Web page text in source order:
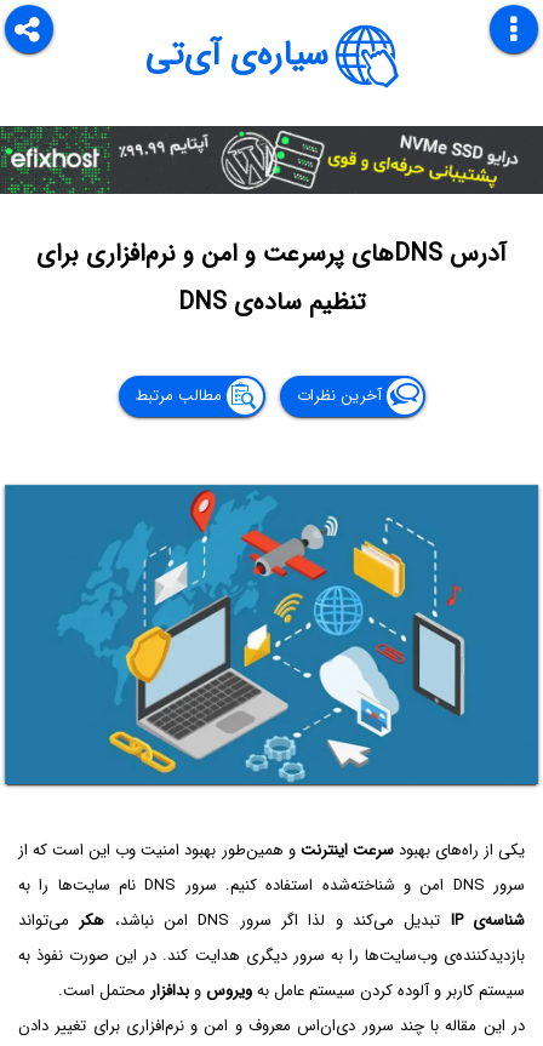
سیاره‌ی آی‌تی
آدرس DNSهای پرسرعت و امن و نرم‌افزاری برای
تنظیم ساده‌ی DNS
آخرین نظرات مطالب مرتبط
یکی از راه‌های بهبودسرعت اینترنتو همین‌طور بهبود امنیت وب این است که از
سرور DNS امن و شناخته‌شده استفاده کنیم. سرور DNS نام سایت‌ها را به
شناسه‌ی IP
تبدیل می‌کند و لذا اگر سرور DNS امن نباشد، هکر می‌تواند
بازدیدکننده‌ی وب‌سایت‌ها را به سرور دیگری هدایت کند. در این صورت نفوذ به
سیستم کاربر و آلوده کردن سیستم عامل بهویروسو بدافزار محتمل است.
در این مقاله با چند سرور دی‌ان‌اس معروف و امن و نرم‌افزاری برای تغییر دادن